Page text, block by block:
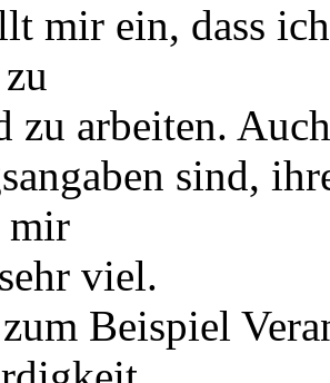
mir ein, dass
zu arbeiten.
sind,
mir
viel.
Beispiel